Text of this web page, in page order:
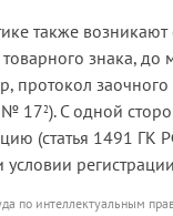
Верховный Суд
любым
сайте будет
условий:
— использование
раскрытия
также
товарного знака,
протокол
№ 172). С одной
(статья 1491 ГК
по интеллектуальным